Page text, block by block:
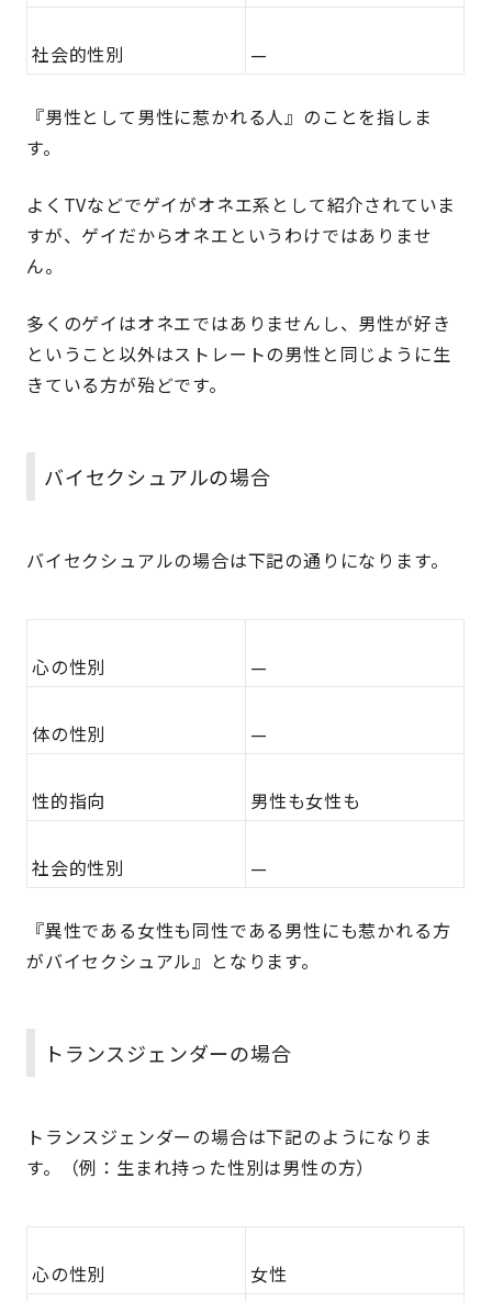
社会的性別 —
『男性として男性に惹かれる人』のことを指しま
す。
よくTVなどでゲイがオネエ系として紹介されていま
すが、ゲイだからオネエというわけではありませ
ん。
多くのゲイはオネエではありませんし、男性が好き
ということ以外はストレートの男性と同じように生
きている方が殆どです。
バイセクシュアルの場合
バイセクシュアルの場合は下記の通りになります。
心の性別 —
体の性別 —
性的指向 男性も女性も
社会的性別 —
『異性である女性も同性である男性にも惹かれる方
がバイセクシュアル』となります。
トランスジェンダーの場合
トランスジェンダーの場合は下記のようになりま
す。（例：生まれ持った性別は男性の方）
心の性別 女性